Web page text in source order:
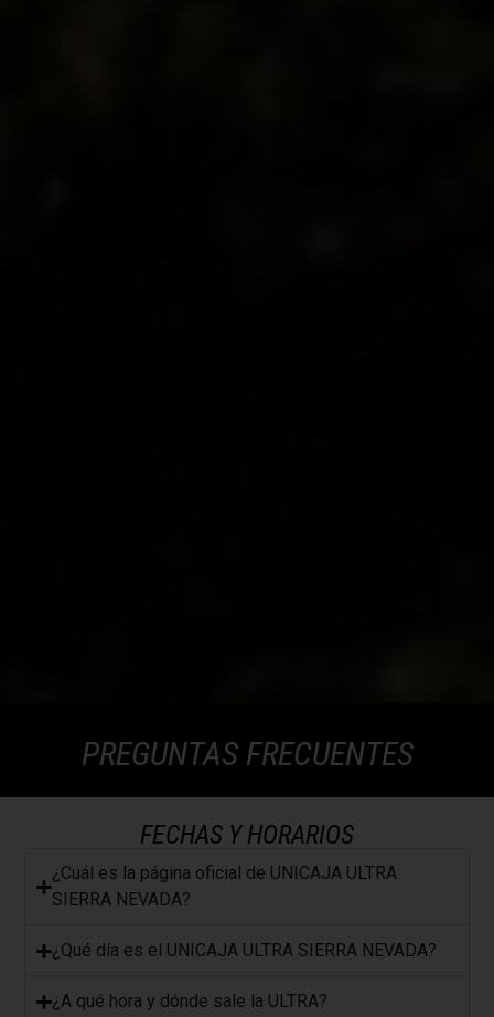
PREGUNTAS FRECUENTES
FECHAS Y HORARIOS
¿Cuál es la página oficial de UNICAJA ULTRA
SIERRA NEVADA?
¿Qué día es el UNICAJA ULTRA SIERRA NEVADA?
¿A qué hora y dónde sale la ULTRA?